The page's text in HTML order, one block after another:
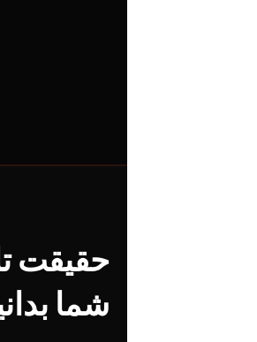
حقیقت
شما